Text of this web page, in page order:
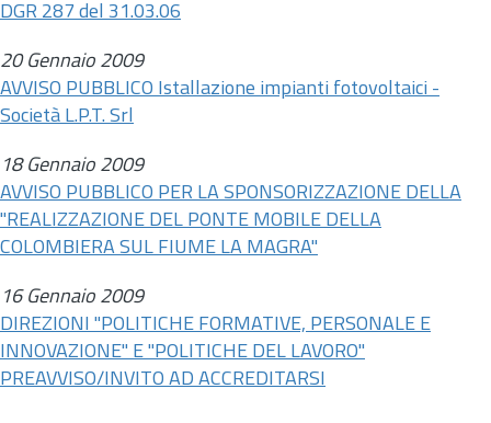
DGR 287 del 31.03.06
20 Gennaio 2009
AVVISO PUBBLICO Istallazione impianti fotovoltaici -
Società L.P.T. Srl
18 Gennaio 2009
AVVISO PUBBLICO PER LA SPONSORIZZAZIONE DELLA
"REALIZZAZIONE DEL PONTE MOBILE DELLA
COLOMBIERA SUL FIUME LA MAGRA"
16 Gennaio 2009
DIREZIONI "POLITICHE FORMATIVE, PERSONALE E
INNOVAZIONE" E "POLITICHE DEL LAVORO"
PREAVVISO/INVITO AD ACCREDITARSI